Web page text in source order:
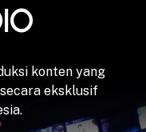
konten yang
eksklusif